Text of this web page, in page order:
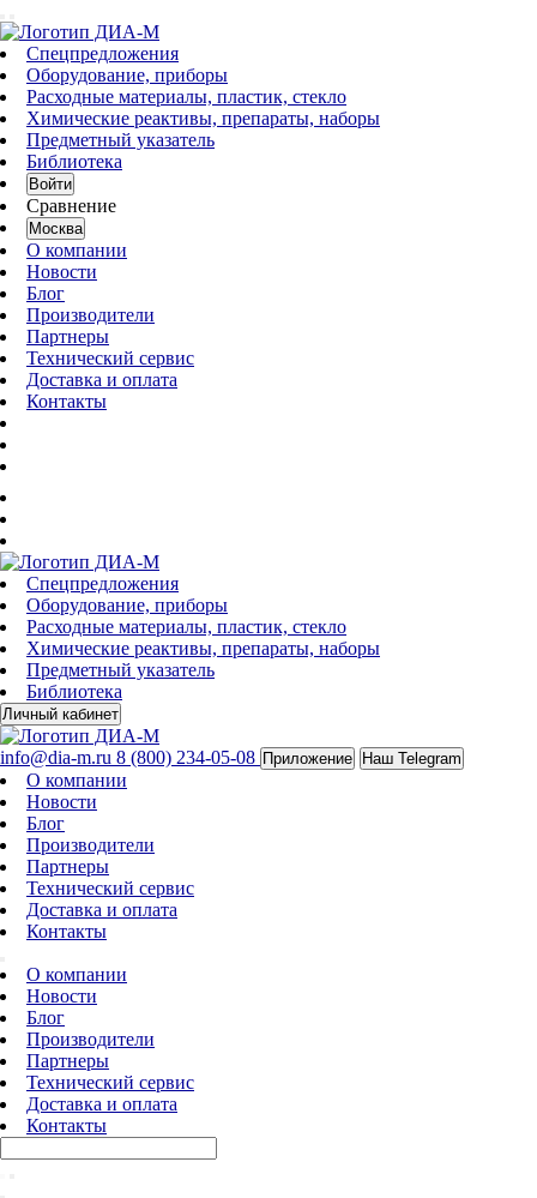
Спецпредложения
Оборудование, приборы
Расходные материалы, пластик, стекло
Химические реактивы, препараты, наборы
Предметный указатель
Библиотека
Войти
Сравнение
Москва
О компании
Новости
Блог
Производители
Партнеры
Технический сервис
Доставка и оплата
Контакты
Спецпредложения
Оборудование, приборы
Расходные материалы, пластик, стекло
Химические реактивы, препараты, наборы
Предметный указатель
Библиотека
Личный кабинет
info@dia-m.ru 8 (800) 234-05-08 Приложение Наш Telegram
О компании
Новости
Блог
Производители
Партнеры
Технический сервис
Доставка и оплата
Контакты
О компании
Новости
Блог
Производители
Партнеры
Технический сервис
Доставка и оплата
Контакты